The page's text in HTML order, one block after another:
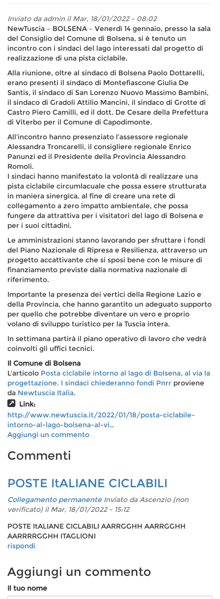
Inviato da adminil Mar, 18/01/2022 - 08:02
NewTuscia – BOLSENA – Venerdì 14 gennaio, presso la sala
del Consiglio del Comune di Bolsena, si è tenuto un
incontro con i sindaci del lago interessati dal progetto di
realizzazione di una pista ciclabile.
Alla riunione, oltre al sindaco di Bolsena Paolo Dottarelli,
erano presenti il sindaco di Montefiascone Giulia De
Santis, il sindaco di San Lorenzo Nuovo Massimo Bambini,
il sindaco di Gradoli Attilio Mancini, il sindaco di Grotte di
Castro Piero Camilli, ed il dott. De Cesare della Prefettura
di Viterbo per il Comune di Capodimonte.
All’incontro hanno presenziato l’assessore regionale
Alessandra Troncarelli, il consigliere regionale Enrico
Panunzi ed il Presidente della Provincia Alessandro
Romoli.
I sindaci hanno manifestato la volontà di realizzare una
pista ciclabile circumlacuale che possa essere strutturata
in maniera sinergica, al fine di creare una rete di
collegamento a zero impatto ambientale, che possa
fungere da attrattiva per i visitatori del lago di Bolsena e
per i suoi cittadini.
Le amministrazioni stanno lavorando per sfruttare i fondi
del Piano Nazionale di Ripresa e Resilienza, attraverso un
progetto accattivante che si sposi bene con le misure di
finanziamento previste dalla normativa nazionale di
riferimento.
Importante la presenza dei vertici della Regione Lazio e
della Provincia, che hanno garantito un adeguato supporto
per quello che potrebbe diventare un vero e proprio
volano di sviluppo turistico per la Tuscia intera.
In settimana partirà il piano operativo di lavoro che vedrà
coinvolti gli uffici tecnici.
Il Comune di Bolsena
L'articolo Posta ciclabile intorno al lago di Bolsena, al via la
progettazione. I sindaci chiederanno fondi Pnrr proviene
da Newtuscia Italia.
Link:
http://www.newtuscia.it/2022/01/18/posta-ciclabile-
intorno-al-lago-bolsena-al-vi…
Aggiungi un commento
Commenti
POSTE ItALIANE CICLABILI
Collegamento permanente Inviato daAscenzio (non
verificato)il Mar, 18/01/2022 - 15:12
POSTE ItALIANE CICLABILI AARRGGHH AARRGGHH
AARRRRGGHH ITAGLIONI
rispondi
Aggiungi un commento
Il tuo nome